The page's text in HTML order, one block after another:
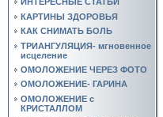
ИНТЕРЕСНЫЕ СТАТЬИ
КАРТИНЫ ЗДОРОВЬЯ
КАК СНИМАТЬ БОЛЬ
ТРИАНГУЛЯЦИЯ- мгновенное
исцеление
ОМОЛОЖЕНИЕ ЧЕРЕЗ ФОТО
ОМОЛОЖЕНИЕ- ГАРИНА
ОМОЛОЖЕНИЕ с
КРИСТАЛЛОМ